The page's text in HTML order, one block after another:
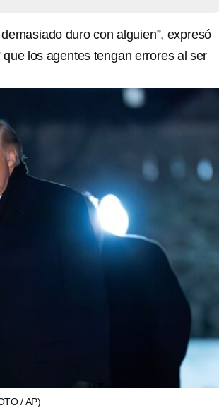
duro con alguien”, expresó
los agentes tengan errores al ser
/ AP)